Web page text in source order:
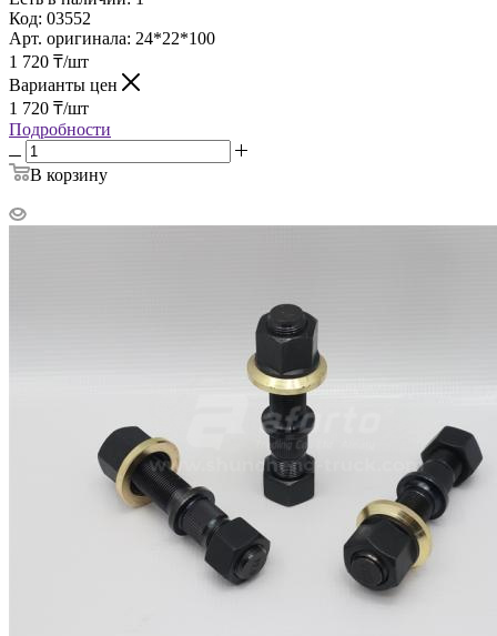
Код: 03552
Арт. оригинала: 24*22*100
1 720 ₸/шт
Варианты цен
1 720 ₸/шт
Подробности
В корзину